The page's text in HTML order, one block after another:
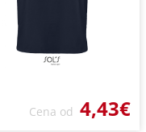
Cena od 4,43€